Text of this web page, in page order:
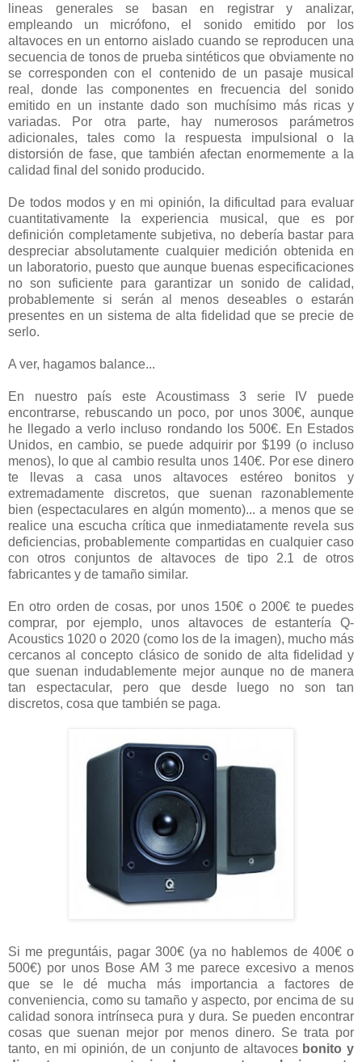
lineas generales se basan en registrar y analizar,
empleando un micrófono, el sonido emitido por los
altavoces en un entorno aislado cuando se reproducen una
secuencia de tonos de prueba sintéticos que obviamente no
se corresponden con el contenido de un pasaje musical
real, donde las componentes en frecuencia del sonido
emitido en un instante dado son muchísimo más ricas y
variadas. Por otra parte, hay numerosos parámetros
adicionales, tales como la respuesta impulsional o la
distorsión de fase, que también afectan enormemente a la
calidad final del sonido producido.
De todos modos y en mi opinión, la dificultad para evaluar
cuantitativamente la experiencia musical, que es por
definición completamente subjetiva, no debería bastar para
despreciar absolutamente cualquier medición obtenida en
un laboratorio, puesto que aunque buenas especificaciones
no son suficiente para garantizar un sonido de calidad,
probablemente si serán al menos deseables o estarán
presentes en un sistema de alta fidelidad que se precie de
serlo.
A ver, hagamos balance...
En nuestro país este Acoustimass 3 serie IV puede
encontrarse, rebuscando un poco, por unos 300€, aunque
he llegado a verlo incluso rondando los 500€. En Estados
Unidos, en cambio, se puede adquirir por $199 (o incluso
menos), lo que al cambio resulta unos 140€. Por ese dinero
te llevas a casa unos altavoces estéreo bonitos y
extremadamente discretos, que suenan razonablemente
bien (espectaculares en algún momento)... a menos que se
realice una escucha crítica que inmediatamente revela sus
deficiencias, probablemente compartidas en cualquier caso
con otros conjuntos de altavoces de tipo 2.1 de otros
fabricantes y de tamaño similar.
En otro orden de cosas, por unos 150€ o 200€ te puedes
comprar, por ejemplo, unos altavoces de estantería Q-
Acoustics 1020 o 2020 (como los de la imagen), mucho más
cercanos al concepto clásico de sonido de alta fidelidad y
que suenan indudablemente mejor aunque no de manera
tan espectacular, pero que desde luego no son tan
discretos, cosa que también se paga.
Si me preguntáis, pagar 300€ (ya no hablemos de 400€ o
500€) por unos Bose AM 3 me parece excesivo a menos
que se le dé mucha más importancia a factores de
conveniencia, como su tamaño y aspecto, por encima de su
calidad sonora intrínseca pura y dura. Se pueden encontrar
cosas que suenan mejor por menos dinero. Se trata por
tanto, en mi opinión, de un conjunto de altavoces bonito y